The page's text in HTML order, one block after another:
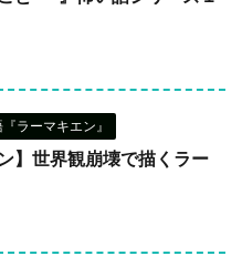
ラーマキエン』
】世界観崩壊で描くラー